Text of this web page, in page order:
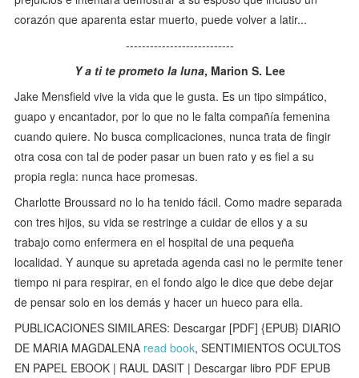
corazón que aparenta estar muerto, puede volver a latir...
---------------------------
Y a ti te prometo la luna, Marion S. Lee
Jake Mensfield vive la vida que le gusta. Es un tipo simpático,
guapo y encantador, por lo que no le falta compañía femenina
cuando quiere. No busca complicaciones, nunca trata de fingir
otra cosa con tal de poder pasar un buen rato y es fiel a su
propia regla: nunca hace promesas.
Charlotte Broussard no lo ha tenido fácil. Como madre separada
con tres hijos, su vida se restringe a cuidar de ellos y a su
trabajo como enfermera en el hospital de una pequeña
localidad. Y aunque su apretada agenda casi no le permite tener
tiempo ni para respirar, en el fondo algo le dice que debe dejar
de pensar solo en los demás y hacer un hueco para ella.
PUBLICACIONES SIMILARES: Descargar [PDF] {EPUB} DIARIO
DE MARIA MAGDALENA read book, SENTIMIENTOS OCULTOS
EN PAPEL EBOOK | RAUL DASIT | Descargar libro PDF EPUB